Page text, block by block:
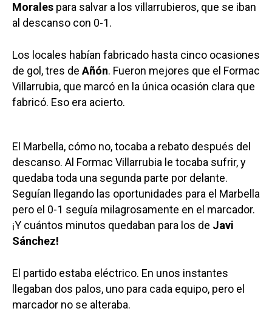
Morales para salvar a los villarrubieros, que se iban
al descanso con 0-1.
Los locales habían fabricado hasta cinco ocasiones
de gol, tres de Añón. Fueron mejores que el Formac
Villarrubia, que marcó en la única ocasión clara que
fabricó. Eso era acierto.
El Marbella, cómo no, tocaba a rebato después del
descanso. Al Formac Villarrubia le tocaba sufrir, y
quedaba toda una segunda parte por delante.
Seguían llegando las oportunidades para el Marbella
pero el 0-1 seguía milagrosamente en el marcador.
¡Y cuántos minutos quedaban para los de Javi
Sánchez!
El partido estaba eléctrico. En unos instantes
llegaban dos palos, uno para cada equipo, pero el
marcador no se alteraba.